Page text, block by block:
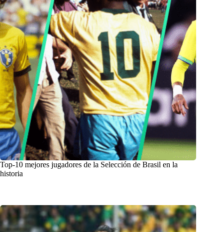
Top-10 mejores jugadores de la Selección de Brasil en la
historia